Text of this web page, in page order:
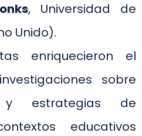
, Universidad de
Unido).
enriquecieron el
sobre
estrategias de
educativos